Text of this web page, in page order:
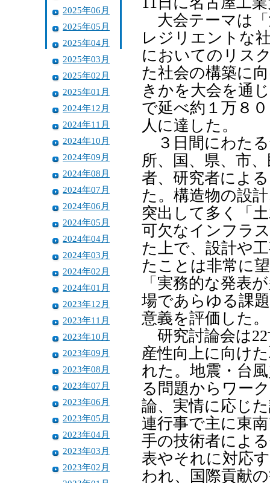
2025年06月
2025年05月
2025年04月
2025年03月
2025年02月
2025年01月
2024年12月
2024年11月
2024年10月
2024年09月
2024年08月
2024年07月
2024年06月
2024年05月
2024年04月
2024年03月
2024年02月
2024年01月
2023年12月
2023年11月
2023年10月
2023年09月
2023年08月
2023年07月
2023年06月
2023年05月
2023年04月
2023年03月
2023年02月
大会テーマは「
レジリエントな
においてのリス
た社会の構築に
きかを大会を通
で延べ約１万８
人に達した。
３日間にわたる
所、国、県、市
者、研究者によ
た。構造物の設
突出して多く「
可欠なインフラ
た上で、設計や
たことは非常に
「実務的な発表
場であらゆる課
意義を評価した。
研究討論会は
産性向上に向け
れた。地震・台
る問題からワー
論、実情に応じ
連行事で主に東
手の技術者によ
表やそれに対応
われ、国際貢献